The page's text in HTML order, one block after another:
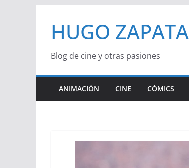
contenido
HUGO ZAPATA
Blog de cine y otras pasiones
ANIMACIÓN CINE CÓMICS